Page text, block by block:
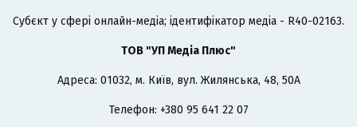
Cубєкт у сфері онлайн-медіа; ідентифікатор медіа - R40-02163.
ТОВ "УП Медіа Плюс"
Адреса: 01032, м. Київ, вул. Жилянська, 48, 50А
Телефон: +380 95 641 22 07